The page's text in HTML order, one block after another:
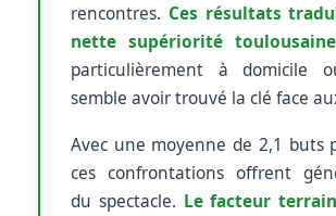
rencontres. Ces résultats
nette supériorité
particulièrement à domicile
semble avoir trouvé la clé face
Avec une moyenne de 2,1 buts
ces confrontations offrent
du spectacle. Le facteur